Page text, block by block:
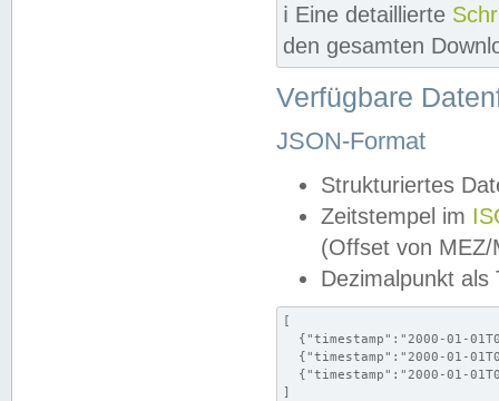
ℹ️ Eine detaillierte
den gesamten
Verfügbare
JSON-Format
Strukturiertes
Zeitstempel im
(Offset von MEZ/
Dezimalpunkt als
[
{"timestamp":"2000-01-
{"timestamp":"2000-01-
{"timestamp":"2000-01-
]